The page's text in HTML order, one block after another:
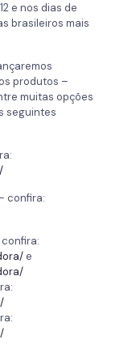
e nos dias de
brasileiros mais
produtos –
muitas opções
seguintes
confira:
e